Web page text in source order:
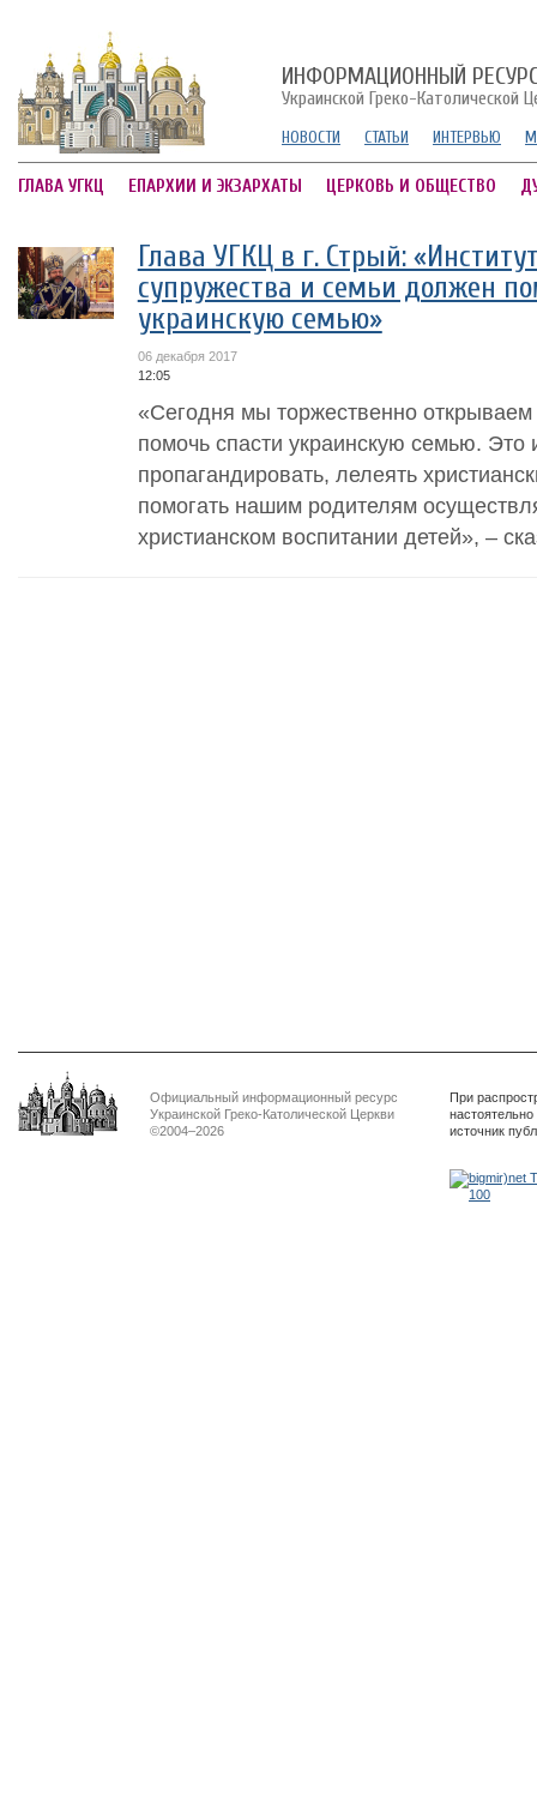
ИНФОРМАЦИОННЫЙ
Украинской Греко-Католической
НОВОСТИ СТАТЬИ ИНТЕРВЬЮ
ГЛАВА УГКЦ ЕПАРХИИ И ЭКЗАРХАТЫ ЦЕРКОВЬ И ОБЩЕСТВО
Глава УГКЦ в г. Стрый:
супружества и семьи должен
украинскую семью»
06 декабря 2017
12:05
«Сегодня мы торжественно открываем
помочь спасти украинскую семью. Это
пропагандировать, лелеять
помогать нашим родителям
христианском воспитании детей», –
Официальный информационный ресурс
Украинской Греко-Католической Церкви
©2004–2026
При
источник